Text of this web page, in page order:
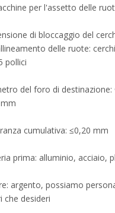
per l'assetto delle
di bloccaggio del
delle ruote:
pollici
del foro di
cumulativa: ≤0,20 mm
prima: alluminio, acciaio,
argento, possiamo
che desideri